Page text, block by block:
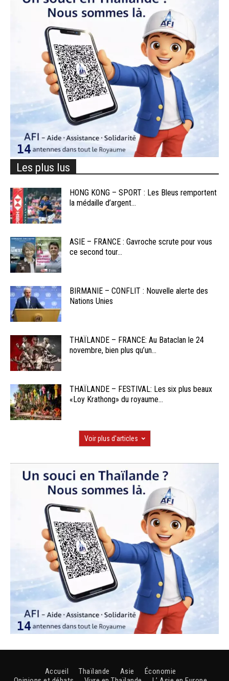
Les plus lus
HONG KONG – SPORT : Les Bleus remportent
la médaille d’argent...
ASIE – FRANCE : Gavroche scrute pour vous
ce second tour...
BIRMANIE – CONFLIT : Nouvelle alerte des
Nations Unies
THAÏLANDE – FRANCE: Au Bataclan le 24
novembre, bien plus qu’un...
THAÏLANDE – FESTIVAL: Les six plus beaux
«Loy Krathong» du royaume...
Voir plus d'articles
Accueil Thaïlande Asie
Économie